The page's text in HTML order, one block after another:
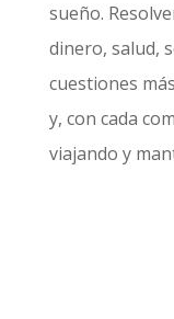
sueño.
dinero, salud,
cuestiones
y, con cada
viajando y